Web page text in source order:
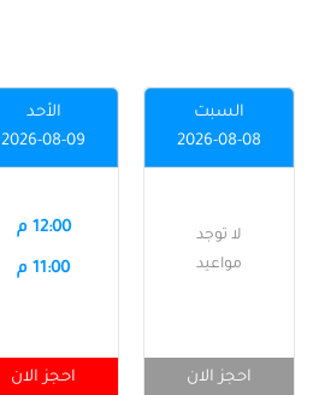
السبت
2026-08-08
لا توجد
مواعيد
احجز الان
الأحد
2026-08-09
12:00 م
11:00 م
احجز الان